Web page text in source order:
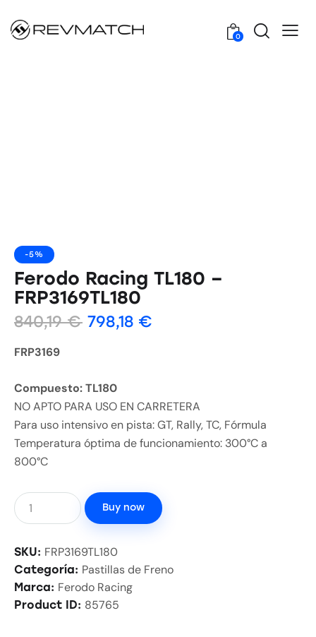
0
-5%
Ferodo Racing TL180 –
FRP3169TL180
840,19€ 798,18 €
FRP3169
Compuesto: TL180
NO APTO PARA USO EN CARRETERA
Para uso intensivo en pista: GT, Rally, TC, Fórmula
Temperatura óptima de funcionamiento: 300°C a
800°C
Buy now
SKU: FRP3169TL180
Categoría: Pastillas de Freno
Marca: Ferodo Racing
Product ID: 85765